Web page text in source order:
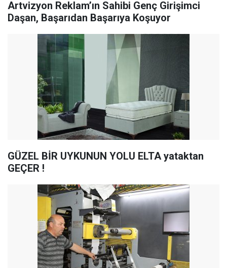
Artvizyon Reklam’ın Sahibi Genç Girişimci
Daşan, Başarıdan Başarıya Koşuyor
GÜZEL BİR UYKUNUN YOLU ELTA yataktan
GEÇER !